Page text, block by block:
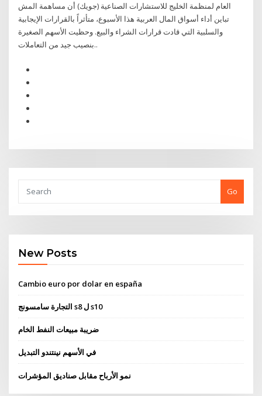
العام لمنظمة الخليج للاستشارات الصناعية (جويك) أن مساهمة المش
تباين أداء أسواق المال العربية هذا الأسبوع، متأثراً بالقرارات الإيجابية
والسلبية التي قادت قرارات الشراء والبيع. وحظيت الأسهم الصغيرة
بنصيب جيد من التعاملات..
Go
New Posts
Cambio euro por dolar en españa
التجارة سامسونج s8 ل s10
ضريبة مبيعات النفط الخام
في الأسهم نينتندو التبديل
نمو الأرباح مقابل صناديق المؤشرات